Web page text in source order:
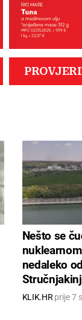
Nešto se
nedaleko
doći do
KLIK.HRprije 7